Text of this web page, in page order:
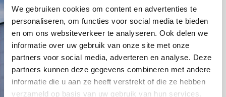
We gebruiken cookies om content en advertenties te
personaliseren, om functies voor social media te bieden
en om ons websiteverkeer te analyseren. Ook delen we
informatie over uw gebruik van onze site met onze
partners voor social media, adverteren en analyse. Deze
partners kunnen deze gegevens combineren met andere
informatie die u aan ze heeft verstrekt of die ze hebben
verzameld op basis van uw gebruik van hun services.